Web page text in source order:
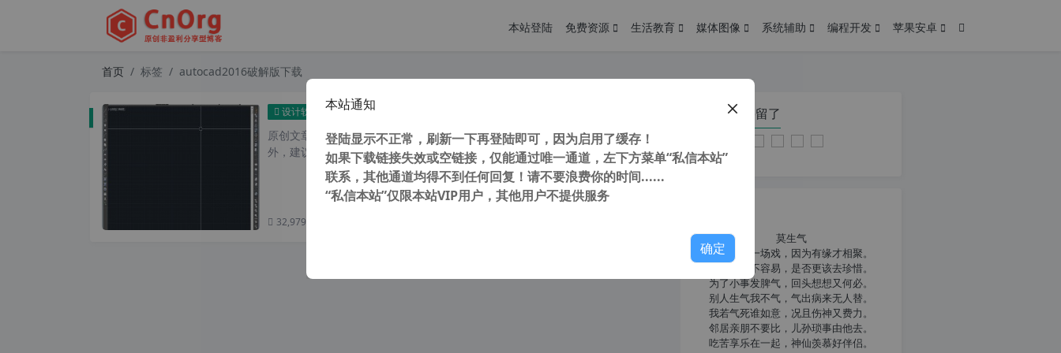
本站登陆 免费资源 生活教育 媒体图像 系统辅助 编程开发 苹果安卓
首页 标签 autocad2016破解版下载
设计软件 AutoCAD2016“珊瑚の海”32/64位精简优化版
原创文章，转载请注明： 转载自 cnorg.12hp.de 注意： 由于网站空间位于国
外，建议避开晚上的访问高...
32,979 次浏览
您在本页停留了
莫生气
人生就像一场戏，因为有缘才相聚。
相扶到老不容易，是否更该去珍惜。
为了小事发脾气，回头想想又何必。
别人生气我不气，气出病来无人替。
我若气死谁如意，况且伤神又费力。
邻居亲朋不要比，儿孙琐事由他去。
吃苦享乐在一起，神仙羡慕好伴侣。
本站通知
登陆显示不正常，刷新一下再登陆即可，因为启用了缓存！
如果下载链接失效或空链接，仅能通过唯一通道，左下方菜单“私信本站”
联系，其他通道均得不到任何回复！请不要浪费你的时间......
“私信本站”仅限本站VIP用户，其他用户不提供服务
确定